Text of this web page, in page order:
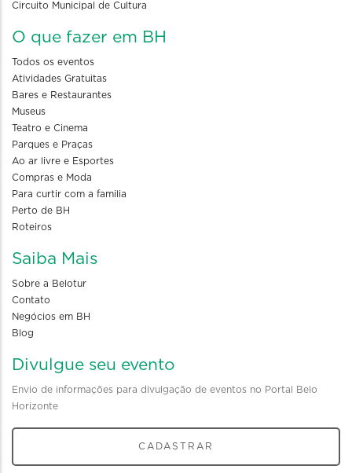
Circuito Municipal de Cultura
O que fazer em BH
Todos os eventos
Atividades Gratuitas
Bares e Restaurantes
Museus
Teatro e Cinema
Parques e Praças
Ao ar livre e Esportes
Compras e Moda
Para curtir com a familia
Perto de BH
Roteiros
Saiba Mais
Sobre a Belotur
Contato
Negócios em BH
Blog
Divulgue seu evento
Envio de informações para divulgação de eventos no Portal Belo
Horizonte
CADASTRAR